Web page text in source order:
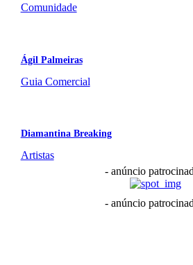
Comunidade
Ágil Palmeiras
Guia Comercial
Diamantina Breaking
Artistas
- anúncio
- anúncio